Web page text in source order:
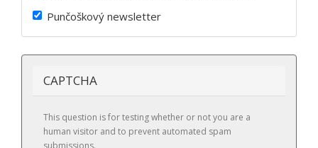
Punčoškový newsletter
CAPTCHA
This question is for testing whether or not you are a
human visitor and to prevent automated spam
submissions.